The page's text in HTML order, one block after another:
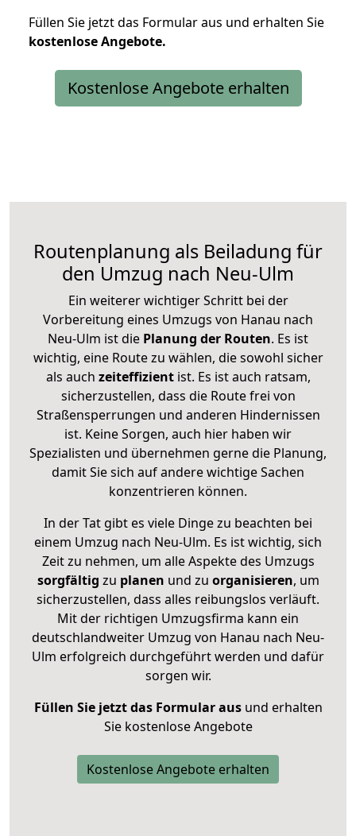
Füllen Sie jetzt das Formular aus und erhalten Sie
kostenloseAngebote.
Kostenlose Angebote erhalten
Routenplanung als Beiladung für
den Umzug nach Neu-Ulm
Ein weiterer wichtiger Schritt bei der
Vorbereitung eines Umzugs von Hanau nach
Neu-Ulm ist die Planung der Routen. Es ist
wichtig, eine Route zu wählen, die sowohl sicher
als auch zeiteffizientist. Es ist auch ratsam,
sicherzustellen, dass die Route frei von
Straßensperrungen und anderen Hindernissen
ist. Keine Sorgen, auch hier haben wir
Spezialisten und übernehmen gerne die Planung,
damit Sie sich auf andere wichtige Sachen
konzentrieren können.
In der Tat gibt es viele Dinge zu beachten bei
einem Umzug nach Neu-Ulm. Es ist wichtig, sich
Zeit zu nehmen, um alle Aspekte des Umzugs
sorgfältig zu planen und zu organisieren, um
sicherzustellen, dass alles reibungslos verläuft.
Mit der richtigen Umzugsfirma kann ein
deutschlandweiter Umzug von Hanau nach Neu-
Ulm erfolgreich durchgeführt werden und dafür
sorgen wir.
Füllen Sie jetzt das Formular ausund erhalten
Sie kostenlose Angebote
Kostenlose Angebote erhalten